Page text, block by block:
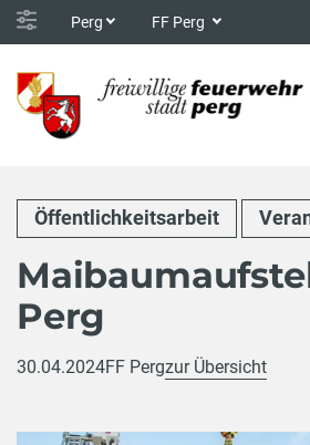
Perg FF Perg
Öffentlichkeitsarbeit
Perg
30.04.2024FF Pergzur Übersicht